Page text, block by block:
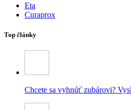
Eta
Curaprox
Top články
Chcete sa vyhnúť zubárovi?